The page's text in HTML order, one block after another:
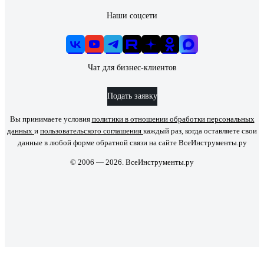
Наши соцсети
Чат для бизнес-клиентов
Подать заявку
Вы принимаете условия политики в отношении обработки персональных
данных и пользовательского соглашения каждый раз, когда оставляете свои
данные в любой форме обратной связи на сайте ВсеИнструменты.ру
© 2006 — 2026. ВсеИнструменты.ру